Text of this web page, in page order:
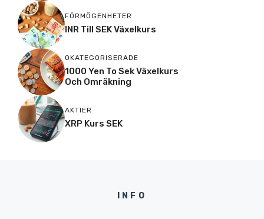
FÖRMÖGENHETER
INR Till SEK Växelkurs
OKATEGORISERADE
1000 Yen To Sek Växelkurs
Och Omräkning
AKTIER
XRP Kurs SEK
INFO